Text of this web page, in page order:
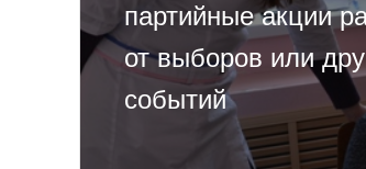
партийные акции
от выборов или
событий